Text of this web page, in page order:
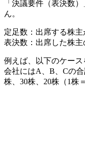
「決議要件（表決数
ん。
定足数：出席する株
表決数：出席した株
例えば、以下のケース
会社にはA、B、Cの
株、30株、20株（1株